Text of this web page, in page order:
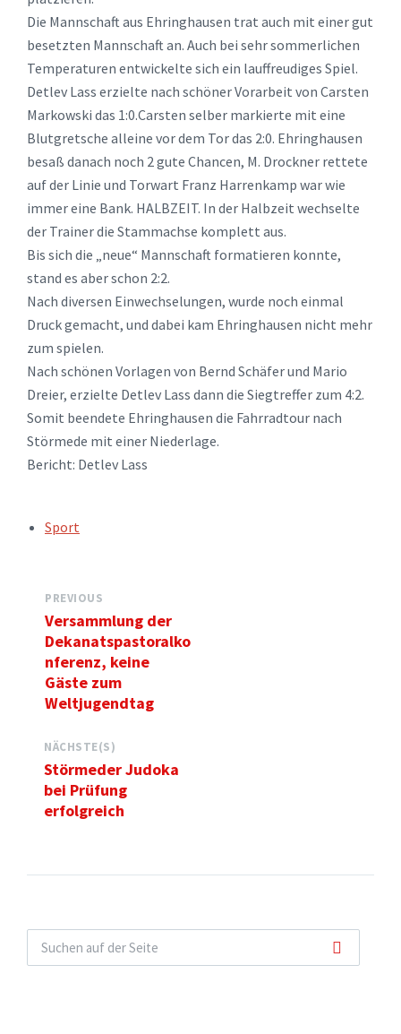
Die Mannschaft aus Ehringhausen trat auch mit einer gut
besetzten Mannschaft an. Auch bei sehr sommerlichen
Temperaturen entwickelte sich ein lauffreudiges Spiel.
Detlev Lass erzielte nach schöner Vorarbeit von Carsten
Markowski das 1:0.Carsten selber markierte mit eine
Blutgretsche alleine vor dem Tor das 2:0. Ehringhausen
besaß danach noch 2 gute Chancen, M. Drockner rettete
auf der Linie und Torwart Franz Harrenkamp war wie
immer eine Bank. HALBZEIT. In der Halbzeit wechselte
der Trainer die Stammachse komplett aus.
Bis sich die „neue“ Mannschaft formatieren konnte,
stand es aber schon 2:2.
Nach diversen Einwechselungen, wurde noch einmal
Druck gemacht, und dabei kam Ehringhausen nicht mehr
zum spielen.
Nach schönen Vorlagen von Bernd Schäfer und Mario
Dreier, erzielte Detlev Lass dann die Siegtreffer zum 4:2.
Somit beendete Ehringhausen die Fahrradtour nach
Störmede mit einer Niederlage.
Bericht: Detlev Lass
TAGS:Sport
PREVIOUS
Versammlung der
Dekanatspastoralko
nferenz, keine
Gäste zum
Weltjugendtag
NÄCHSTE(S)
Störmeder Judoka
bei Prüfung
erfolgreich